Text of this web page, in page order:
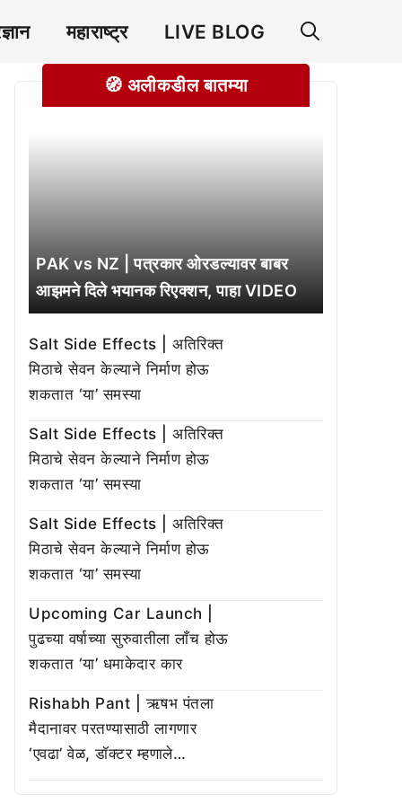
महाराष्ट्र LIVE BLOG
🧭 अलीकडील बातम्या
PAK vs NZ | पत्रकार ओरडल्यावर बाबर
आझमने दिले भयानक रिएक्शन, पाहा VIDEO
Salt Side Effects | अतिरिक्त
मिठाचे सेवन केल्याने निर्माण होऊ
शकतात ‘या’ समस्या
Salt Side Effects | अतिरिक्त
मिठाचे सेवन केल्याने निर्माण होऊ
शकतात ‘या’ समस्या
Salt Side Effects | अतिरिक्त
मिठाचे सेवन केल्याने निर्माण होऊ
शकतात ‘या’ समस्या
Upcoming Car Launch |
पुढच्या वर्षाच्या सुरुवातीला लाँच होऊ
शकतात ‘या’ धमाकेदार कार
Rishabh Pant | ऋषभ पंतला
मैदानावर परतण्यासाठी लागणार
‘एवढा’ वेळ, डॉक्टर म्हणाले…